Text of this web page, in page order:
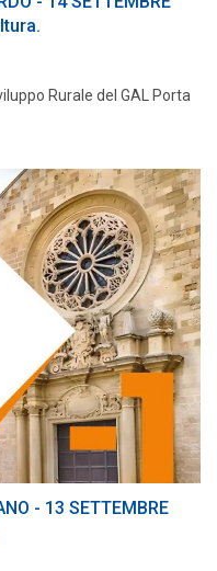
Rurale del GAL Porta
- 13 SETTEMBRE